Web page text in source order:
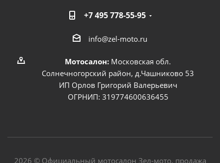
+7 495 778-55-95
info@zel-moto.ru
Мотосалон: Московская обл.
Солнечногорский район, д.Чашниково 53
ИП Орлов Григорий Валерьевич
ОГРНИП: 319774600636455
2026 © Официальный мотосалон Зел-мото, продажа